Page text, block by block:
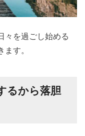
々を過ごし始める
す。
るから落胆